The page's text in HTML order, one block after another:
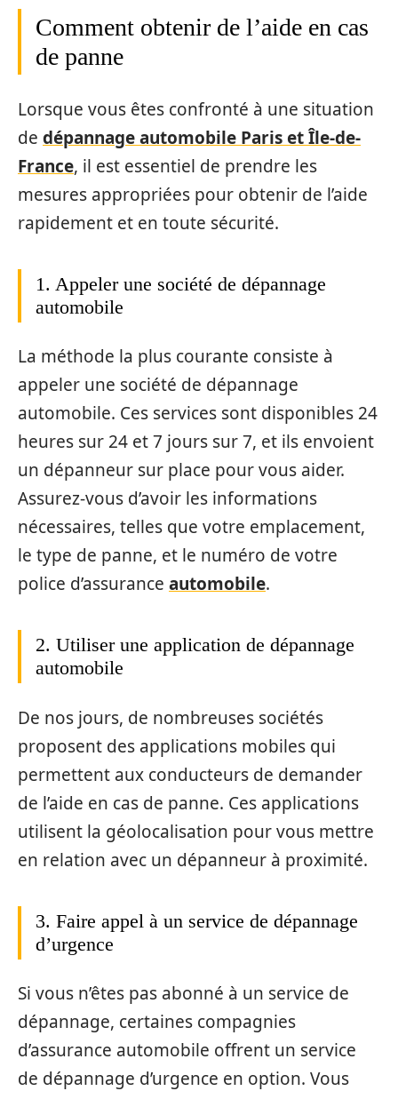
Comment obtenir de l’aide en cas
de panne
Lorsque vous êtes confronté à une situation
de dépannage automobile Paris et Île-de-
France, il est essentiel de prendre les
mesures appropriées pour obtenir de l’aide
rapidement et en toute sécurité.
1. Appeler une société de dépannage
automobile
La méthode la plus courante consiste à
appeler une société de dépannage
automobile. Ces services sont disponibles 24
heures sur 24 et 7 jours sur 7, et ils envoient
un dépanneur sur place pour vous aider.
Assurez-vous d’avoir les informations
nécessaires, telles que votre emplacement,
le type de panne, et le numéro de votre
police d’assurance automobile.
2. Utiliser une application de dépannage
automobile
De nos jours, de nombreuses sociétés
proposent des applications mobiles qui
permettent aux conducteurs de demander
de l’aide en cas de panne. Ces applications
utilisent la géolocalisation pour vous mettre
en relation avec un dépanneur à proximité.
3. Faire appel à un service de dépannage
d’urgence
Si vous n’êtes pas abonné à un service de
dépannage, certaines compagnies
d’assurance automobile offrent un service
de dépannage d’urgence en option. Vous